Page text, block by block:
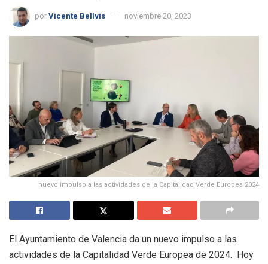
por Vicente Bellvis noviembre 20, 2023
nuevo impulso a las actividades de la Capitalidad Verde Europea 2024
El Ayuntamiento de Valencia da un nuevo impulso a las
actividades de la Capitalidad Verde Europea de 2024. Hoy